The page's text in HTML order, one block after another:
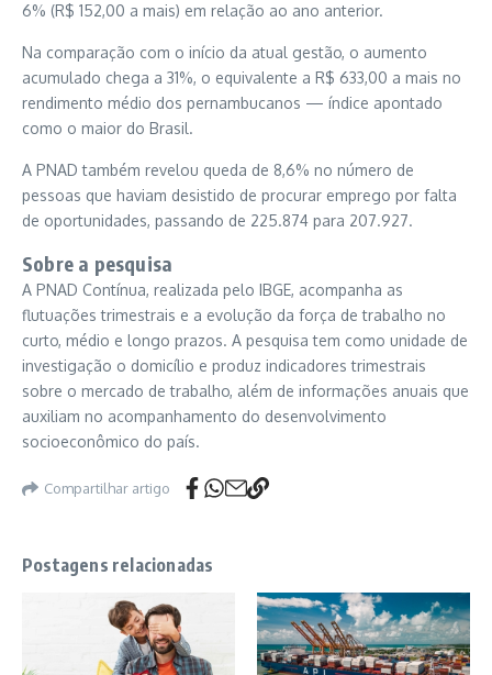
6% (R$ 152,00 a mais) em relação ao ano anterior.
Na comparação com o início da atual gestão, o aumento
acumulado chega a 31%, o equivalente a R$ 633,00 a mais no
rendimento médio dos pernambucanos — índice apontado
como o maior do Brasil.
A PNAD também revelou queda de 8,6% no número de
pessoas que haviam desistido de procurar emprego por falta
de oportunidades, passando de 225.874 para 207.927.
Sobre a pesquisa
A PNAD Contínua, realizada pelo IBGE, acompanha as
flutuações trimestrais e a evolução da força de trabalho no
curto, médio e longo prazos. A pesquisa tem como unidade de
investigação o domicílio e produz indicadores trimestrais
sobre o mercado de trabalho, além de informações anuais que
auxiliam no acompanhamento do desenvolvimento
socioeconômico do país.
Compartilhar artigo
Postagens relacionadas